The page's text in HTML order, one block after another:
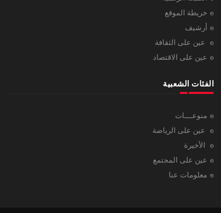
خريطة الموقع
أرشيف
عين على الثقافة
عين على الاقتصاد
الفئات الشعبية
منوعــــات
عين على الرياضة
الأخيرة
عين على المجتمع
معلومات عنا